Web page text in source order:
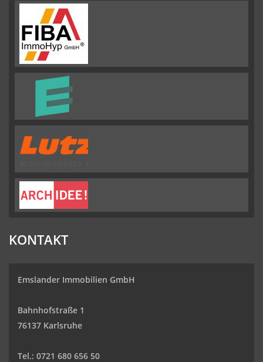
Sternen |
292Emslander
Immobilien
GMBHBewertungen
auf
werkenntdenBESTEN.de
KONTAKT
Emslander Immobilien GmbH
Bahnhofstraße 1
76137 Karlsruhe
Tel.: 0721 680 656 50